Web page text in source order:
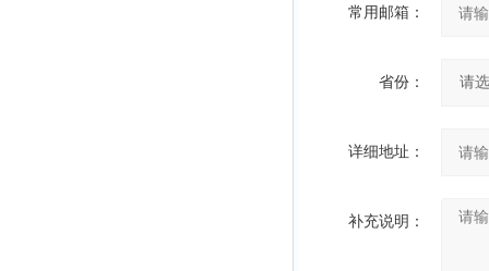
常用邮箱：
省份：
详细地址：
补充说明：